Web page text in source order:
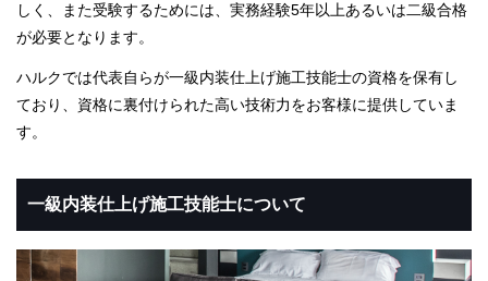
しく、また受験するためには、実務経験5年以上あるいは二級合格
が必要となります。
ハルクでは代表自らが一級内装仕上げ施工技能士の資格を保有し
ており、資格に裏付けられた高い技術力をお客様に提供していま
す。
一級内装仕上げ施工技能士について